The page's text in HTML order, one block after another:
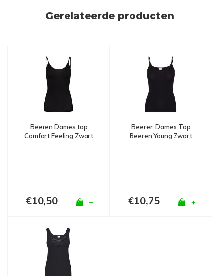
Gerelateerde producten
Beeren Dames top
Comfort Feeling Zwart
€10,50 +
Beeren Dames Top
Beeren Young Zwart
€10,75 +